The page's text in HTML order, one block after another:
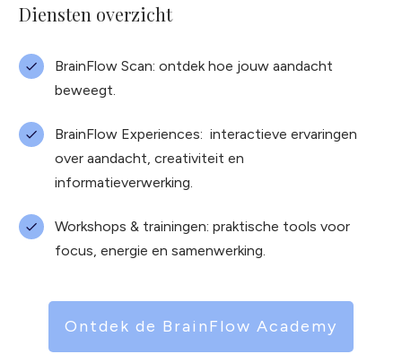
Diensten overzicht
BrainFlow Scan: ontdek hoe jouw aandacht
beweegt.
BrainFlow Experiences: interactieve ervaringen
over aandacht, creativiteit en
informatieverwerking.
Workshops & trainingen: praktische tools voor
focus, energie en samenwerking.
Ontdek de BrainFlow Academy